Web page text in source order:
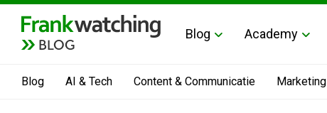
BLOG
Blog Academy
Blog AI & Tech Content & Communicatie Marketing